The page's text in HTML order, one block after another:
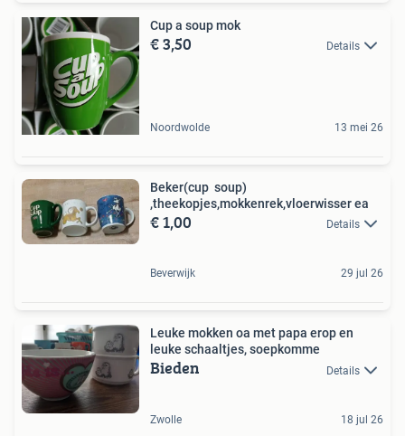
Cup a soup mok
€ 3,50 Details
Noordwolde 13 mei 26
Beker(cup soup)
,theekopjes,mokkenrek,vloerwisser ea
€ 1,00 Details
Beverwijk 29 jul 26
Leuke mokken oa met papa erop en
leuke schaaltjes, soepkomme
Bieden Details
Zwolle 18 jul 26